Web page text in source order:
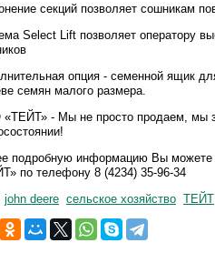
секций позволяет сошникам
Select Lift позволяет оператору
опция - семенной ящик
семян малого размера.
- Мы не просто продаем, мы
подробную информацию Вы можете
по телефону 8 (4234) 35-96-34
john deere сельское хозяйство ТЕЙТ